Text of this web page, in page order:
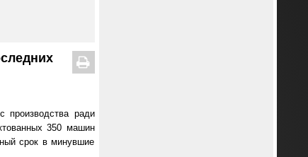
производства ради
350 машин
срок в минувшие